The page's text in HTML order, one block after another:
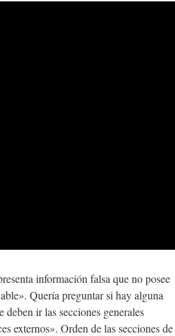
información falsa que no posee
Quería preguntar si hay alguna
ir las secciones generales
externos». Orden de las secciones de